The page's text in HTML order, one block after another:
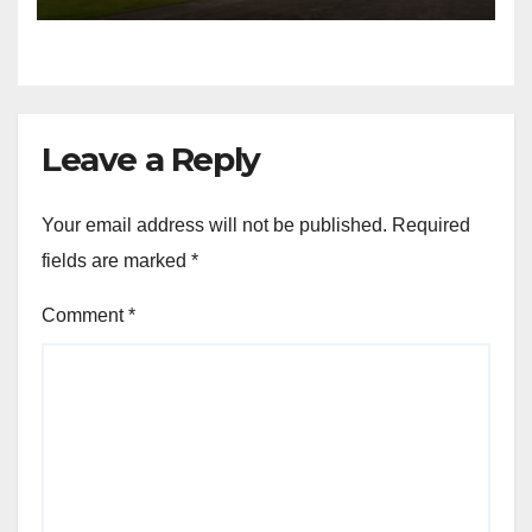
Leave a Reply
Your email address will not be published. Required
fields are marked *
Comment*